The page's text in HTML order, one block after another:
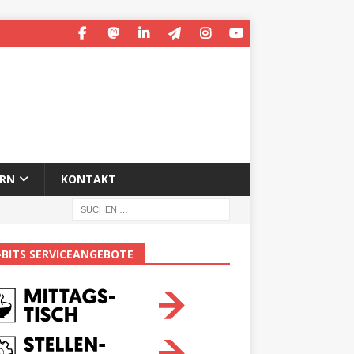
KONTAKT
SERVICEANGEBOTE